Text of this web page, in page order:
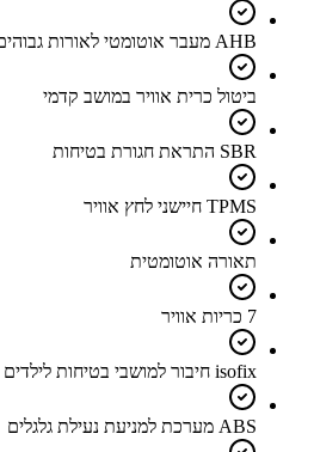
AHB מעבר אוטומטי לאורות גבוהים
ביטול כרית אוויר במושב קדמי
SBR התראת חגורת בטיחות
TPMS חיישני לחץ אוויר
תאורה אוטומטית
7 כריות אוויר
isofix חיבור למושבי בטיחות לילדים
ABS מערכת למניעת נעילת גלגלים